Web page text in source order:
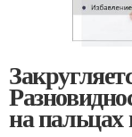
на пальцах